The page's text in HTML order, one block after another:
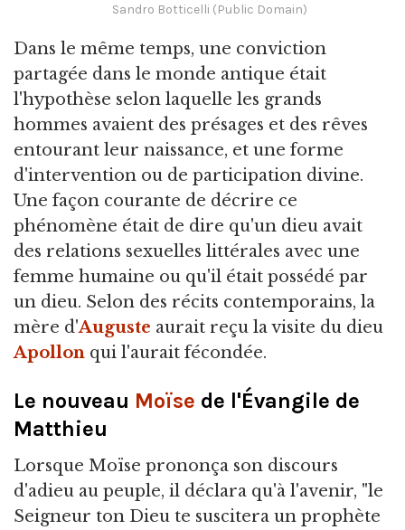
Sandro Botticelli (Public Domain)
Dans le même temps, une conviction
partagée dans le monde antique était
l'hypothèse selon laquelle les grands
hommes avaient des présages et des rêves
entourant leur naissance, et une forme
d'intervention ou de participation divine.
Une façon courante de décrire ce
phénomène était de dire qu'un dieu avait
des relations sexuelles littérales avec une
femme humaine ou qu'il était possédé par
un dieu. Selon des récits contemporains, la
mère d'Auguste aurait reçu la visite du dieu
Apollon qui l'aurait fécondée.
Le nouveau Moïse de l'Évangile de
Matthieu
Lorsque Moïse prononça son discours
d'adieu au peuple, il déclara qu'à l'avenir, "le
Seigneur ton Dieu te suscitera un prophète